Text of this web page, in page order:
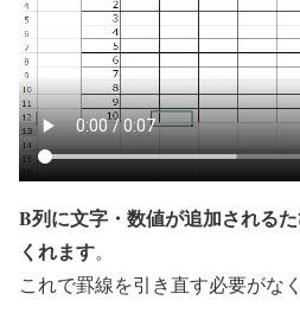
B列に文字・数値が追加される
くれます。
これで罫線を引き直す必要がな